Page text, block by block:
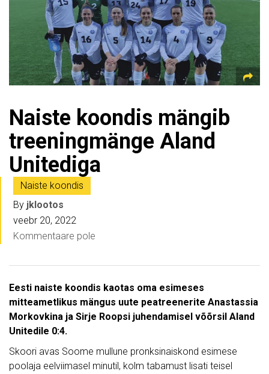
Naiste koondis mängib
treeningmänge Aland
Unitediga
Naiste koondis
By jklootos
veebr 20, 2022
Kommentaare pole
Eesti naiste koondis kaotas oma esimeses
mitteametlikus mängus uute peatreenerite Anastassia
Morkovkina ja Sirje Roopsi juhendamisel võõrsil Aland
Unitedile 0:4.
Skoori avas Soome mullune pronksinaiskond esimese
poolaja eelviimasel minutil, kolm tabamust lisati teisel